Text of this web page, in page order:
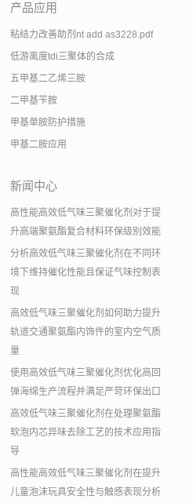
产品应用
粘结力改善助剂nt add as3228.pdf
低游离度tdi三聚体的合成
五甲基二乙烯三胺
二甲基苄胺
甲基单胺防护措施
甲基二胺应用
新闻中心
高性能高效低气味三聚催化剂对于提
升高端聚氨酯复合材料环保级别效能
分析高效低气味三聚催化剂在不同环
境下维持催化性能且保证气味控制表
现
高效低气味三聚催化剂如何助力提升
轨道交通聚氨酯内饰件的室内空气质
量
使用高效低气味三聚催化剂优化高回
弹海绵生产流程并满足严苛环保出口
高效低气味三聚催化剂在处理聚氨酯
软泡内芯异味去除工艺的技术应用指
导
高性能高效低气味三聚催化剂在提升
儿童泡沫玩具安全性与触感表现分析